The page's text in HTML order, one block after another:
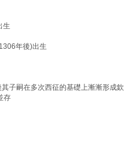
生
年後)出生
子嗣在多次西征的基礎上漸漸形成欽
存